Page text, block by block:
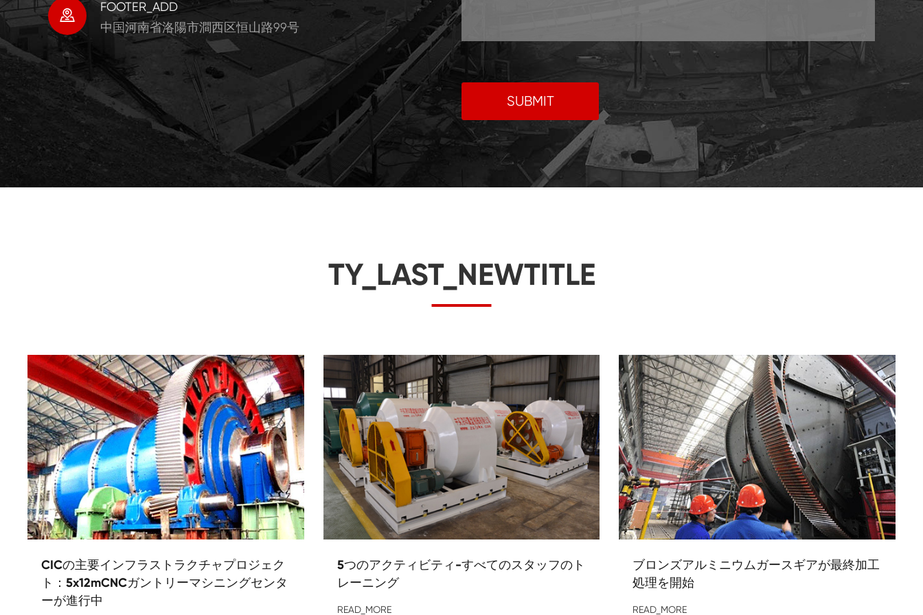

FOOTER_ADD
中国河南省洛陽市澗西区恒山路99号
SUBMIT
TY_LAST_NEWTITLE
CICの主要インフラストラクチャプロジェク
ト：5x12mCNCガントリーマシニングセンタ
ーが進行中
5つのアクティビティ-すべてのスタッフのト
レーニング
READ_MORE
ブロンズアルミニウムガースギアが最終加工
処理を開始
READ_MORE